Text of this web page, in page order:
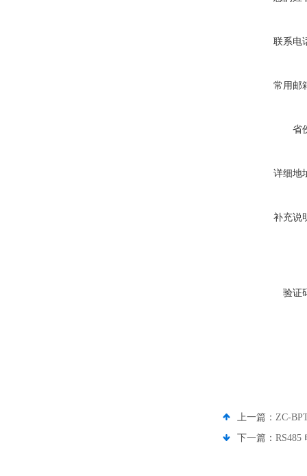
联系电
常用邮
省
详细地
补充说
验证
上一篇： ZC-
下一篇： RS485